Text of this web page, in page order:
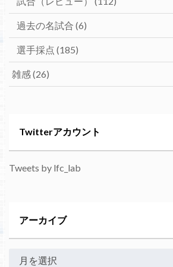
過去の名試合 (6)
選手採点 (185)
雑感(26)
Twitterアカウント
Tweets by lfc_lab
アーカイブ